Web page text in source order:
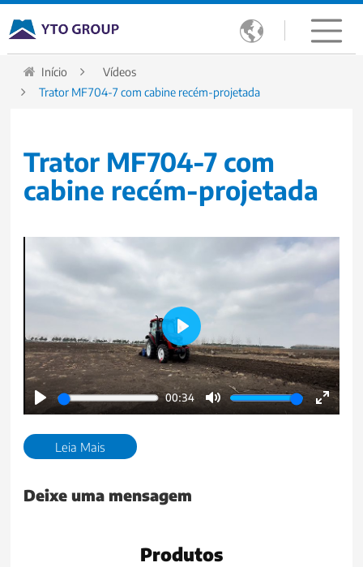

Início
Vídeos
Trator MF704-7 com cabine recém-projetada
Trator MF704-7 com
cabine recém-projetada
Play
00:34
Mute
Enter
Play
Leia Mais
Deixe uma mensagem
Produtos